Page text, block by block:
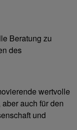
Beratung zu
des
wertvolle
auch für den
und